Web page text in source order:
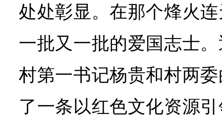
处处彰显。在那个烽火
一批又一批的爱国志士
村第一书记杨贵和村两
了一条以红色文化资源